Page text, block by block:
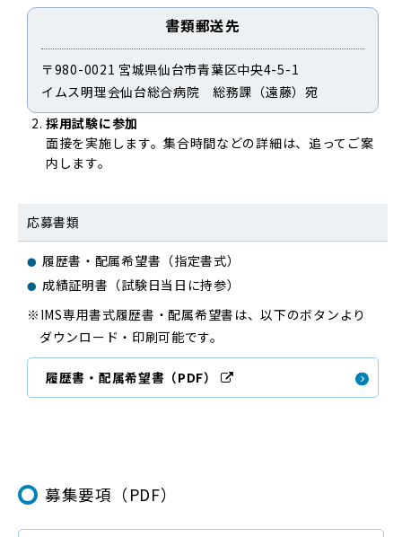
書類郵送先
〒980-0021 宮城県仙台市青葉区中央4-5-1
イムス明理会仙台総合病院 総務課（遠藤）宛
採用試験に参加
面接を実施します。集合時間などの詳細は、追ってご案
内します。
応募書類
履歴書・配属希望書（指定書式）
成績証明書（試験日当日に持参）
IMS専用書式履歴書・配属希望書は、以下のボタンより
ダウンロード・印刷可能です。
履歴書・配属希望書（PDF）
募集要項（PDF）